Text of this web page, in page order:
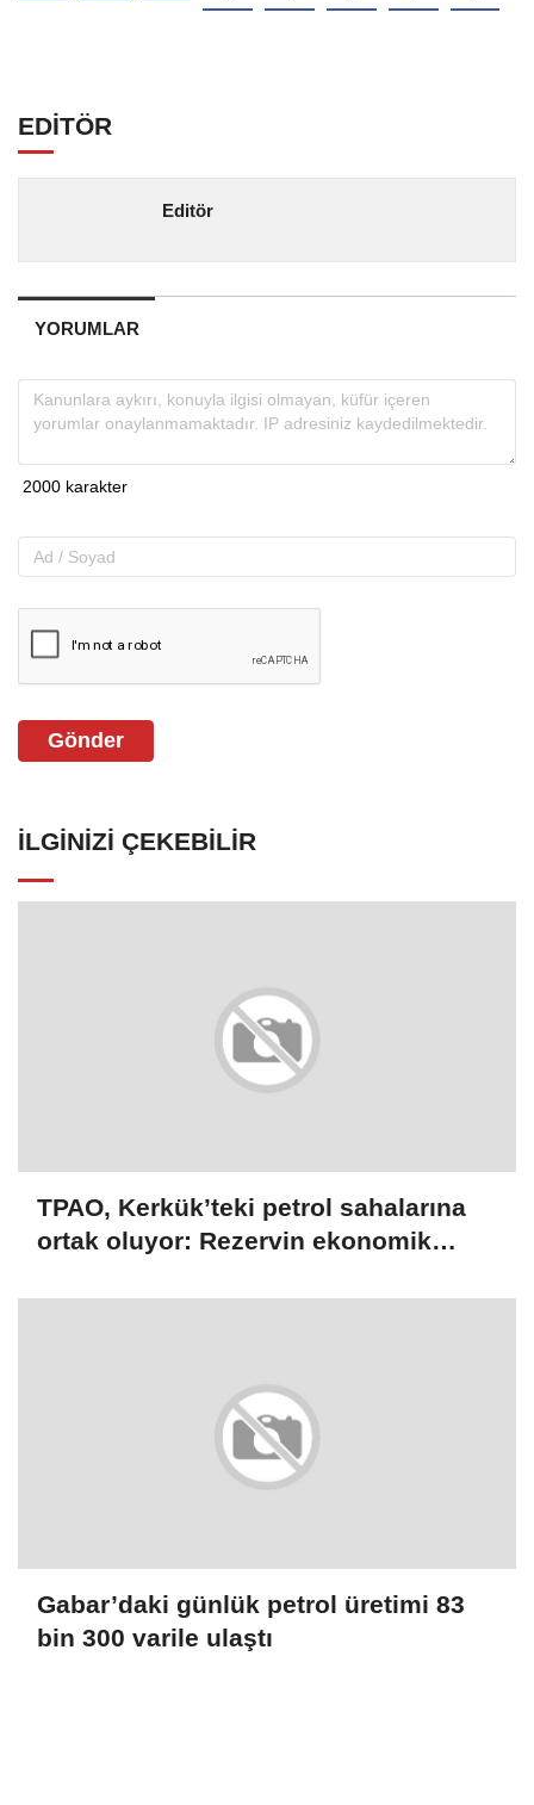
EDİTÖR
Editör
YORUMLAR
Gönder
İLGINIZI ÇEKEBILIR
TPAO, Kerkük’teki petrol sahalarına
ortak oluyor: Rezervin ekonomik
Gabar’daki günlük petrol üretimi 83
bin 300 varile ulaştı